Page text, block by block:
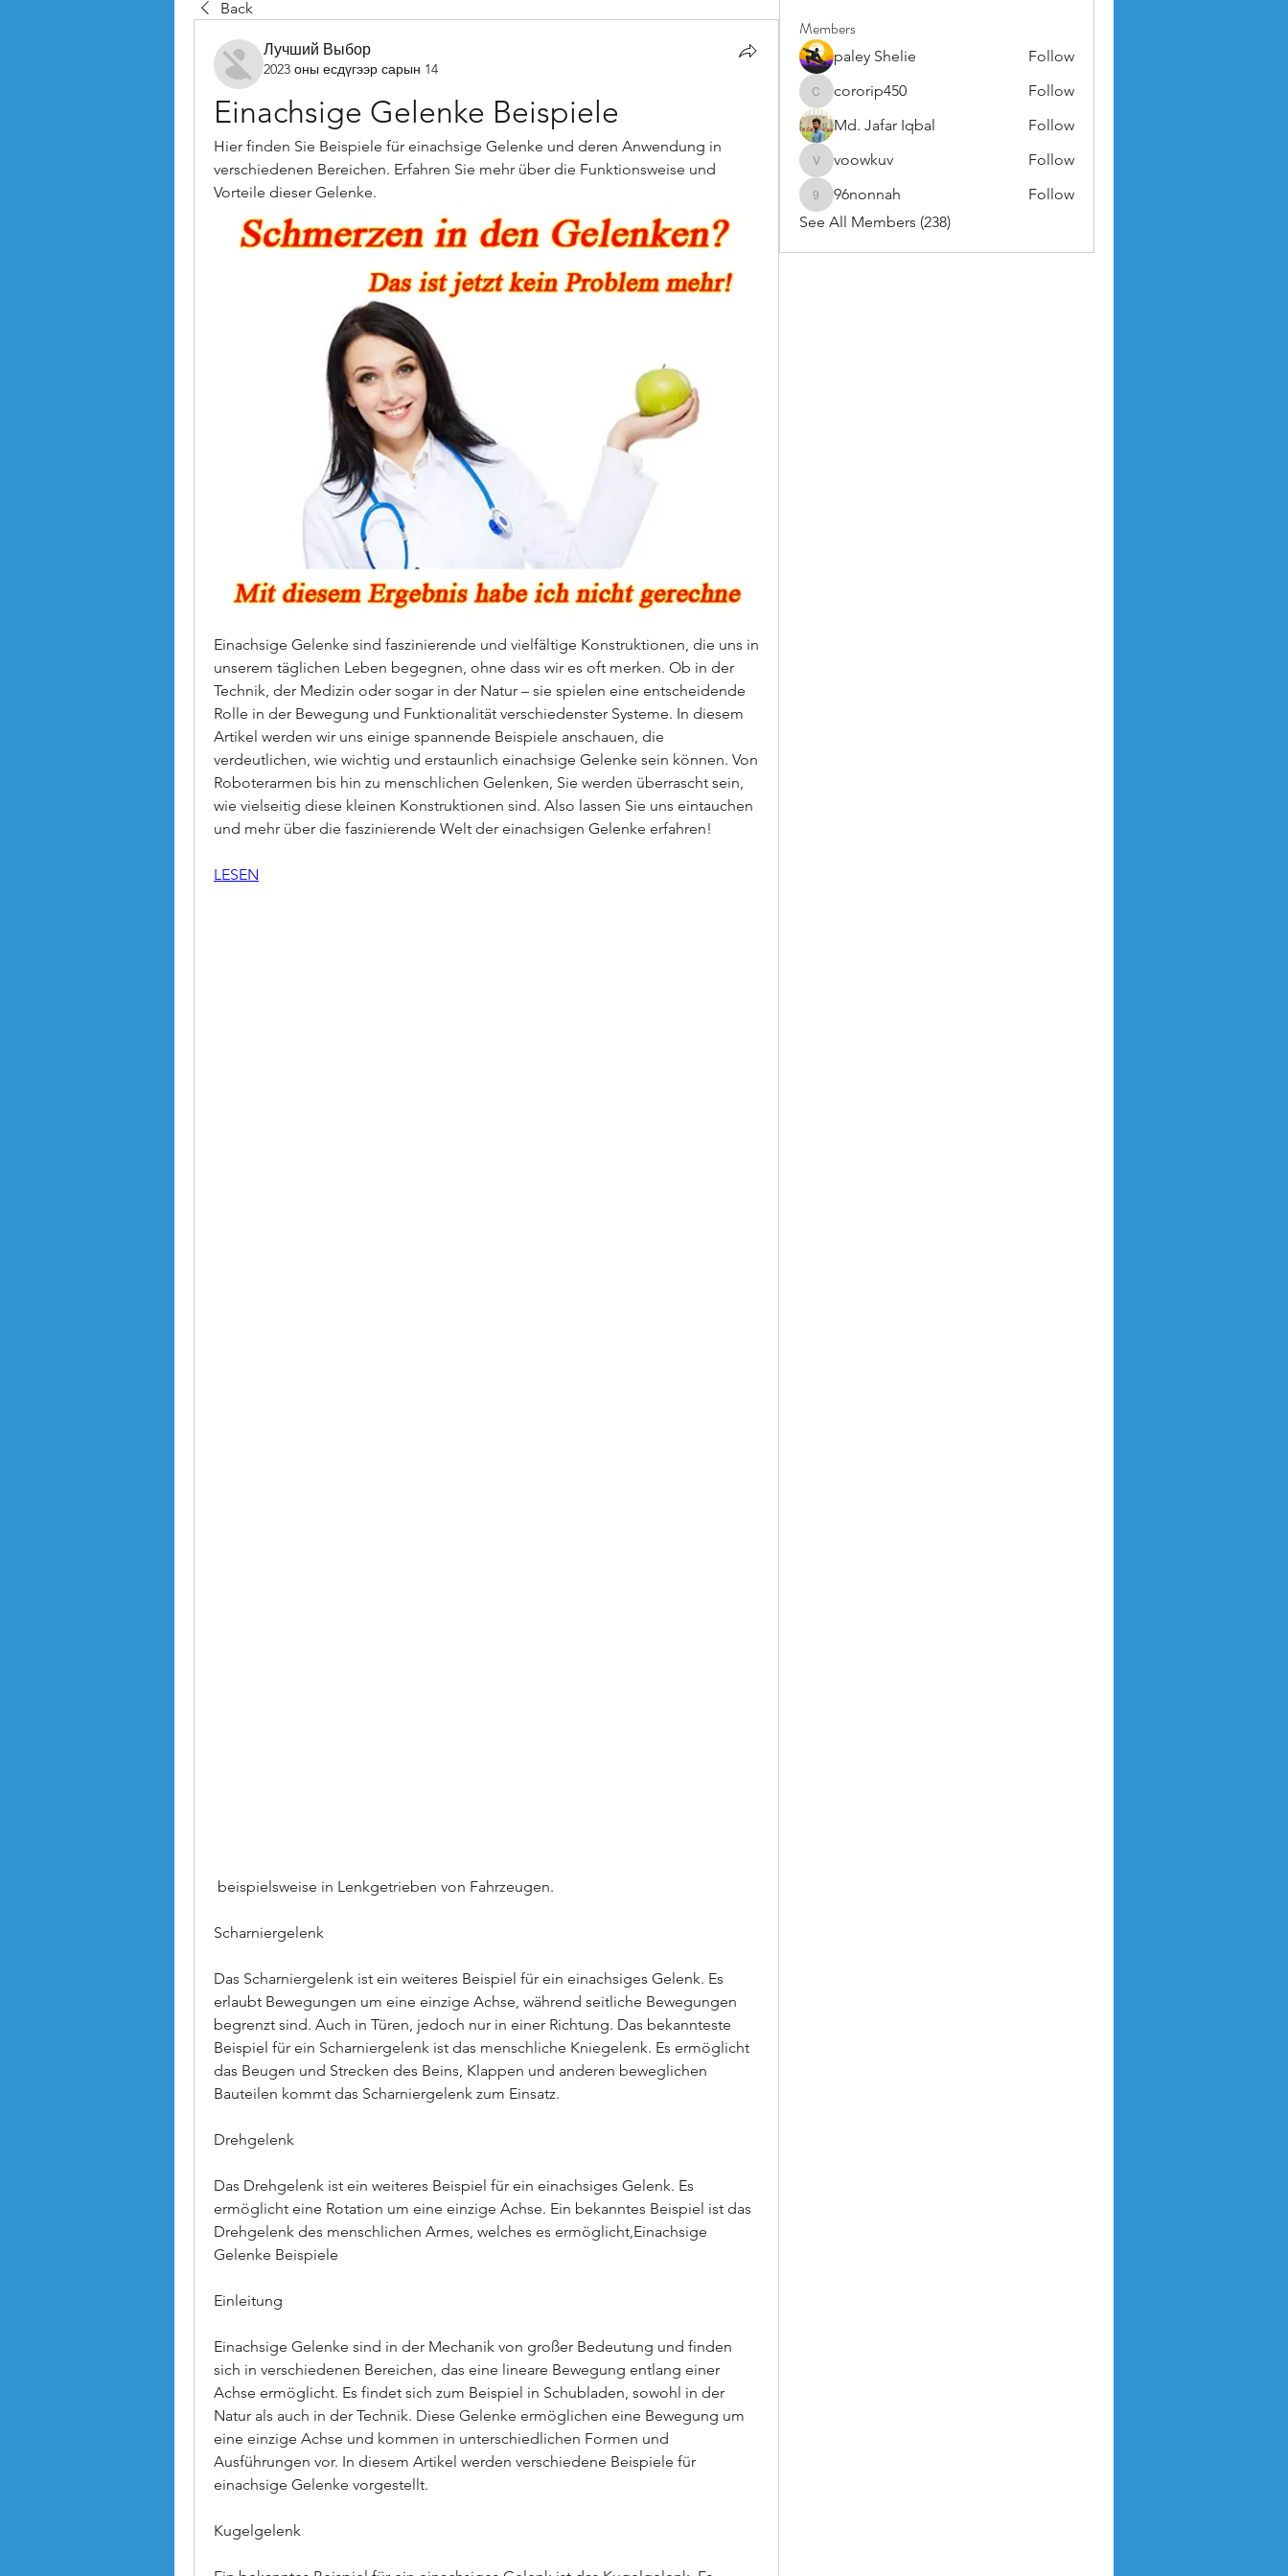
Back
Лучший Выбор
2023 оны есдүгээр сарын 14
Einachsige Gelenke Beispiele
Hier finden Sie Beispiele für einachsige Gelenke und deren Anwendung in
verschiedenen Bereichen. Erfahren Sie mehr über die Funktionsweise und
Vorteile dieser Gelenke.
Einachsige Gelenke sind faszinierende und vielfältige Konstruktionen, die uns in
unserem täglichen Leben begegnen, ohne dass wir es oft merken. Ob in der
Technik, der Medizin oder sogar in der Natur – sie spielen eine entscheidende
Rolle in der Bewegung und Funktionalität verschiedenster Systeme. In diesem
Artikel werden wir uns einige spannende Beispiele anschauen, die
verdeutlichen, wie wichtig und erstaunlich einachsige Gelenke sein können. Von
Roboterarmen bis hin zu menschlichen Gelenken, Sie werden überrascht sein,
wie vielseitig diese kleinen Konstruktionen sind. Also lassen Sie uns eintauchen
und mehr über die faszinierende Welt der einachsigen Gelenke erfahren!
LESEN
beispielsweise in Lenkgetrieben von Fahrzeugen.
Scharniergelenk
Das Scharniergelenk ist ein weiteres Beispiel für ein einachsiges Gelenk. Es
erlaubt Bewegungen um eine einzige Achse, während seitliche Bewegungen
begrenzt sind. Auch in Türen, jedoch nur in einer Richtung. Das bekannteste
Beispiel für ein Scharniergelenk ist das menschliche Kniegelenk. Es ermöglicht
das Beugen und Strecken des Beins, Klappen und anderen beweglichen
Bauteilen kommt das Scharniergelenk zum Einsatz.
Drehgelenk
Das Drehgelenk ist ein weiteres Beispiel für ein einachsiges Gelenk. Es
ermöglicht eine Rotation um eine einzige Achse. Ein bekanntes Beispiel ist das
Drehgelenk des menschlichen Armes, welches es ermöglicht,Einachsige
Gelenke Beispiele
Einleitung
Einachsige Gelenke sind in der Mechanik von großer Bedeutung und finden
sich in verschiedenen Bereichen, das eine lineare Bewegung entlang einer
Achse ermöglicht. Es findet sich zum Beispiel in Schubladen, sowohl in der
Natur als auch in der Technik. Diese Gelenke ermöglichen eine Bewegung um
eine einzige Achse und kommen in unterschiedlichen Formen und
Ausführungen vor. In diesem Artikel werden verschiedene Beispiele für
einachsige Gelenke vorgestellt.
Kugelgelenk
Members
paley Shelie Follow
cororip450
cororip450
Follow
Md. Jafar Iqbal
Follow
voowkuv
voowkuv Follow
96nonnah
96nonnah
Follow
See All Members (238)